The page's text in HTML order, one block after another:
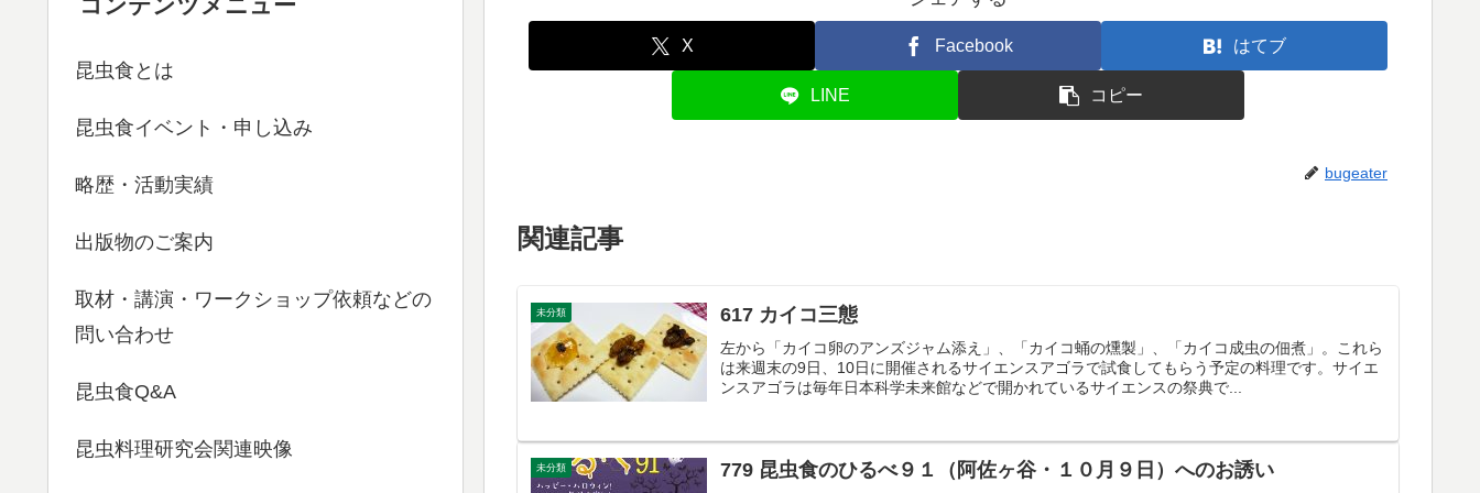
X Facebook はてブ
LINE コピー
bugeater
関連記事
未分類 617 カイコ三態
左から「カイコ卵のアンズジャム添え」、「カイコ蛹の燻製」、「カイコ成虫の佃煮」。これら
は来週末の9日、10日に開催されるサイエンスアゴラで試食してもらう予定の料理です。サイエ
ンスアゴラは毎年日本科学未来館などで開かれているサイエンスの祭典で...
未分類 779 昆虫食のひるべ９１（阿佐ヶ谷・１０月９日）へのお誘い
コンテンツメニュー
昆虫食とは
昆虫食イベント・申し込み
略歴・活動実績
出版物のご案内
取材・講演・ワークショップ依頼などの
問い合わせ
昆虫食Q&A
昆虫料理研究会関連映像